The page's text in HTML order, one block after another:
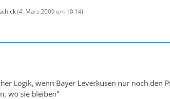
(4. März 2009 um 10:14)
Logik, wenn Bayer Leverkusen nur noch
wo sie bleiben"